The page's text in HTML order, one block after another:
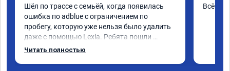
Шёл по трассе с семьёй, когда появилась
ошибка по adblue с ограничением по
пробегу, которую уже нельзя было удалить
даже с помощью Lexia. Ребята пошли
навстречу, оперативно приняли и за час
Читать полностью
Всё